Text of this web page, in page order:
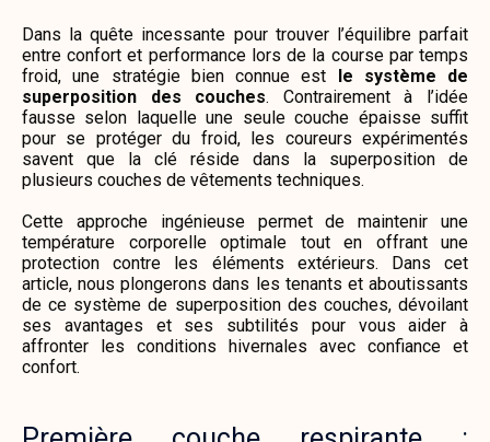
Dans la quête incessante pour trouver l’équilibre parfait
entre confort et performance lors de la course par temps
froid, une stratégie bien connue est
le système de
superposition des couches. Contrairement à l’idée
fausse selon laquelle une seule couche épaisse suffit
pour se protéger du froid, les coureurs expérimentés
savent que la clé réside dans la superposition de
plusieurs couches de vêtements techniques.
Cette approche ingénieuse permet de maintenir une
température corporelle optimale tout en offrant une
protection contre les éléments extérieurs. Dans cet
article, nous plongerons dans les tenants et aboutissants
de ce système de superposition des couches, dévoilant
ses avantages et ses subtilités pour vous aider à
affronter les conditions hivernales avec confiance et
confort.